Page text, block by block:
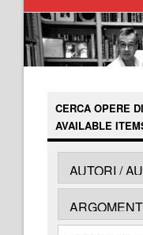
CERCA OPERE
AVAILABLE